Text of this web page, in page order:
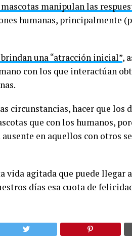
manipulan las
humanas, principalmente
una “atracción inicial”,
con los que interactúan
circunstancias, hacer que los
que con los humanos,
en aquellos con otros
vida agitada que puede llegar
días esa cuota de